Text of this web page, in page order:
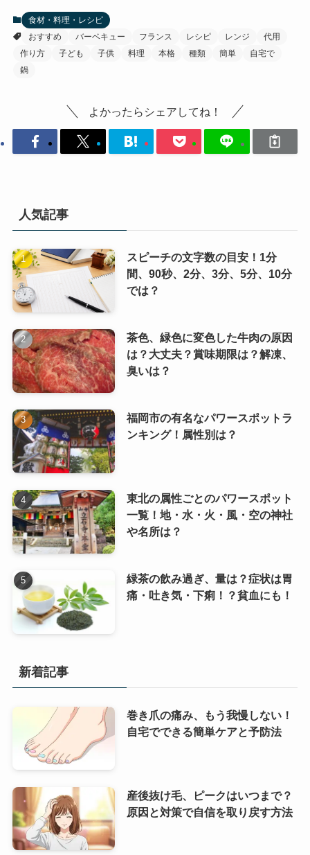
食材・料理・レシピ
おすすめ
バーベキュー フランス レシピ レンジ
代用
作り方
子ども 子供 料理 本格 種類 簡単
自宅で
鍋
よかったらシェアしてね！
人気記事
スピーチの文字数の目安！1分
間、90秒、2分、3分、5分、10分
では？
茶色、緑色に変色した牛肉の原因
は？大丈夫？賞味期限は？解凍、
臭いは？
福岡市の有名なパワースポットラ
ンキング！属性別は？
東北の属性ごとのパワースポット
一覧！地・水・火・風・空の神社
や名所は？
緑茶の飲み過ぎ、量は？症状は胃
痛・吐き気・下痢！？貧血にも！
新着記事
巻き爪の痛み、もう我慢しない！
自宅でできる簡単ケアと予防法
産後抜け毛、ピークはいつまで？
原因と対策で自信を取り戻す方法